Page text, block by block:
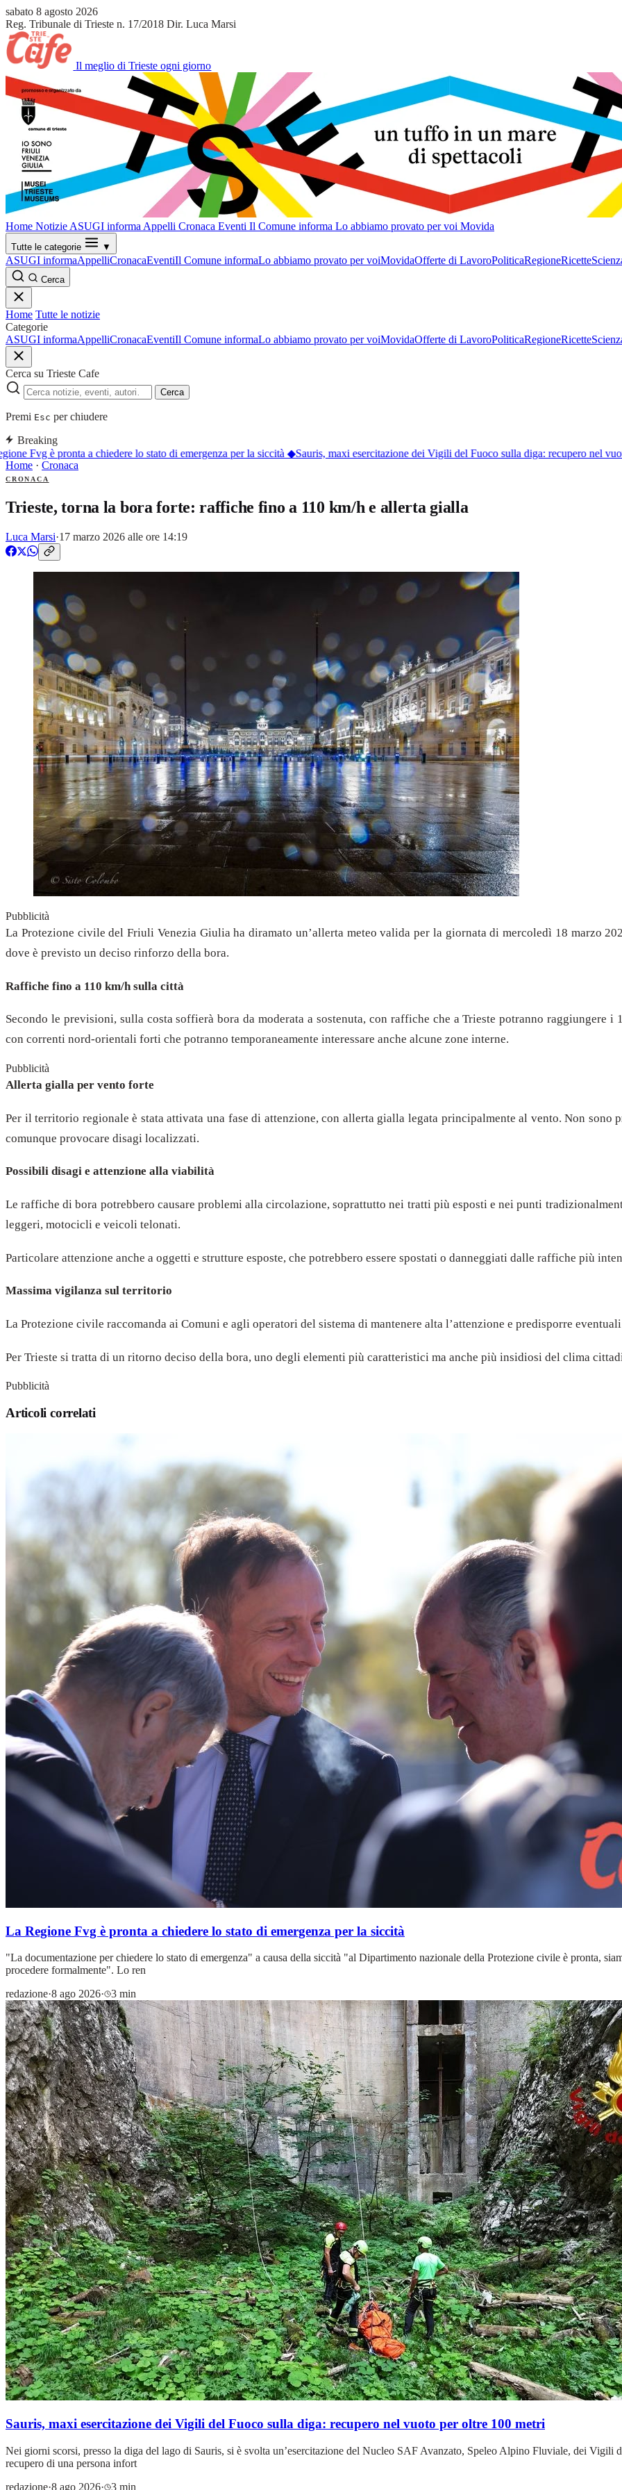
sabato 8 agosto 2026
Reg. Tribunale di Trieste n. 17/2018 Dir. Luca Marsi
Il meglio di Trieste ogni giorno
Home Notizie ASUGI informa Appelli Cronaca Eventi Il Comune informa Lo abbiamo provato per voi Movida
Tutte le categorie ▼
ASUGI informaAppelliCronacaEventiIl Comune informaLo abbiamo provato per voiMovidaOfferte di LavoroPoliticaRegioneRicette
Cerca
Home Tutte le notizie
Categorie
ASUGI informaAppelliCronacaEventiIl Comune informaLo abbiamo provato per voiMovidaOfferte di LavoroPoliticaRegioneRicette
Cerca su Trieste Cafe
Cerca
Premi Esc per chiudere
Breaking
Fvg è pronta a chiedere lo stato di emergenza per la siccità◆ Sauris, maxi esercitazione dei Vigili del Fuoco sulla diga: recupero nel
Home · Cronaca
CRONACA
Trieste, torna la bora forte: raffiche fino a 110 km/h e allerta gialla
Luca Marsi·17 marzo 2026 alle ore 14:19
Pubblicità
La Protezione civile del Friuli Venezia Giulia ha diramato un’allerta meteo valida per la giornata di mercoledì 18 marzo
dove è previsto un deciso rinforzo della bora.
Raffiche fino a 110 km/h sulla città
Secondo le previsioni, sulla costa soffierà bora da moderata a sostenuta, con raffiche che a Trieste potranno
con correnti nord-orientali forti che potranno temporaneamente interessare anche alcune zone interne.
Pubblicità
Allerta gialla per vento forte
Per il territorio regionale è stata attivata una fase di attenzione, con allerta gialla legata principalmente al vento. Non
comunque provocare disagi localizzati.
Possibili disagi e attenzione alla viabilità
Le raffiche di bora potrebbero causare problemi alla circolazione, soprattutto nei tratti più esposti e nei punti
leggeri, motocicli e veicoli telonati.
Particolare attenzione anche a oggetti e strutture esposte, che potrebbero essere spostati o danneggiati dalle raffiche più
Massima vigilanza sul territorio
La Protezione civile raccomanda ai Comuni e agli operatori del sistema di mantenere alta l’attenzione e predisporre
Per Trieste si tratta di un ritorno deciso della bora, uno degli elementi più caratteristici ma anche più insidiosi del clima
Pubblicità
Articoli correlati
La Regione Fvg è pronta a chiedere lo stato di emergenza per la siccità
"La documentazione per chiedere lo stato di emergenza" a causa della siccità "al Dipartimento nazionale della Protezione civile è pronta,
procedere formalmente". Lo ren
redazione·8 ago 2026· 3 min
Sauris, maxi esercitazione dei Vigili del Fuoco sulla diga: recupero nel vuoto per oltre 100 metri
Nei giorni scorsi, presso la diga del lago di Sauris, si è svolta un’esercitazione del Nucleo SAF Avanzato, Speleo Alpino Fluviale, dei
recupero di una persona infort
redazione·8 ago 2026· 3 min